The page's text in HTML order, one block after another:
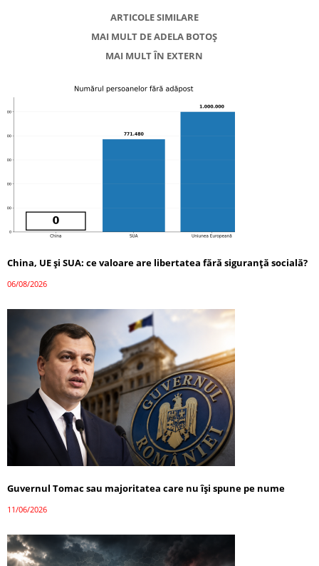
ARTICOLE SIMILARE
MAI MULT DE ADELA BOTOȘ
MAI MULT ÎN EXTERN
China, UE și SUA: ce valoare are libertatea fără siguranță socială?
06/08/2026
Guvernul Tomac sau majoritatea care nu își spune pe nume
11/06/2026